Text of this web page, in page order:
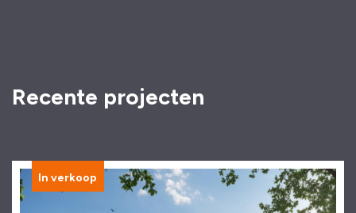
Recente projecten
In verkoop